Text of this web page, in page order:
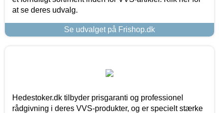
at se deres udvalg.
Se udvalget på Frishop.dk
Hedestoker.dk tilbyder prisgaranti og professionel
rådgivning i deres VVS-produkter, og er specielt stærke